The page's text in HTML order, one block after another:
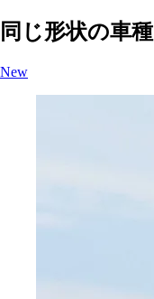
同じ形状の車種
New